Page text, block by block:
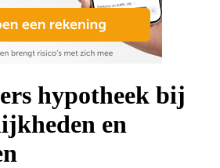
hypotheek bij
en